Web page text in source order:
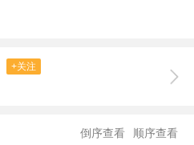
+关注
顺序查看
倒序查看